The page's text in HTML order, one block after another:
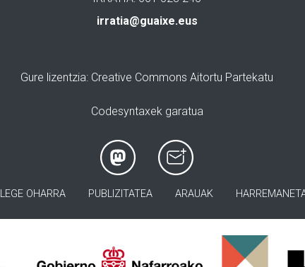
irratia@guaixe.eus
Gure lizentzia: Creative Commons Aitortu Partekatu
Codesyntaxek garatua
LEGE OHARRA PUBLIZITATEA ARAUAK